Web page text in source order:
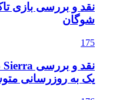
نقد و بررسی بازی
شوگان
175
یک به روزرسانی